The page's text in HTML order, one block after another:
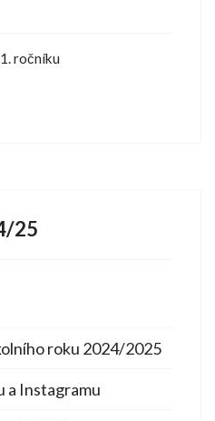
ročníku
25
roku 2024/2025
a Instagramu